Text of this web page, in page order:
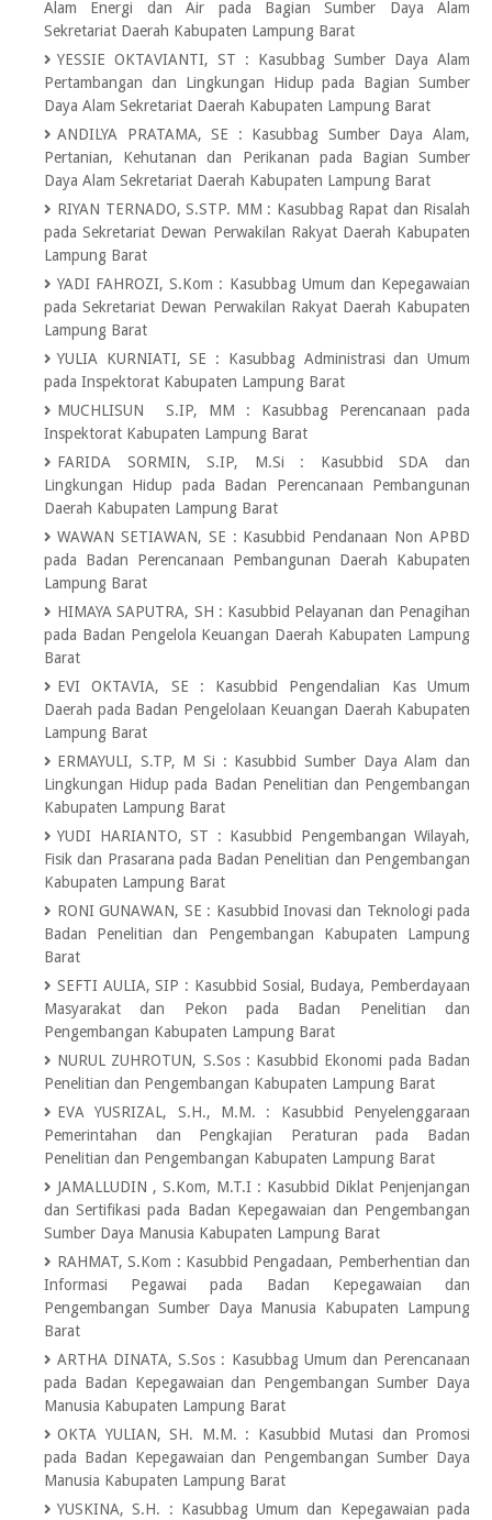
Alam Energi dan Air pada Bagian Sumber Daya Alam
Sekretariat Daerah Kabupaten Lampung Barat
YESSIE OKTAVIANTI, ST
:
Kasubbag Sumber Daya Alam
Pertambangan dan Lingkungan Hidup pada Bagian Sumber
Daya Alam Sekretariat Daerah Kabupaten Lampung Barat
ANDILYA PRATAMA, SE
:
Kasubbag Sumber Daya Alam,
Pertanian, Kehutanan dan Perikanan pada Bagian Sumber
Daya Alam Sekretariat Daerah Kabupaten Lampung Barat
RIYAN TERNADO, S.STP. MM : Kasubbag Rapat dan Risalah
pada Sekretariat Dewan Perwakilan Rakyat Daerah Kabupaten
Lampung Barat
YADI FAHROZI, S.Kom : Kasubbag Umum dan Kepegawaian
pada Sekretariat Dewan Perwakilan Rakyat Daerah Kabupaten
Lampung Barat
YULIA KURNIATI, SE
:
Kasubbag Administrasi dan Umum
pada Inspektorat Kabupaten Lampung Barat
MUCHLISUN S.IP, MM
:
Kasubbag Perencanaan pada
Inspektorat Kabupaten Lampung Barat
FARIDA SORMIN, S.IP, M.Si
:
Kasubbid SDA dan
Lingkungan Hidup pada Badan Perencanaan Pembangunan
Daerah Kabupaten Lampung Barat
WAWAN SETIAWAN, SE : Kasubbid Pendanaan Non APBD
pada Badan Perencanaan Pembangunan Daerah Kabupaten
Lampung Barat
HIMAYA SAPUTRA, SH : Kasubbid Pelayanan dan Penagihan
pada Badan Pengelola Keuangan Daerah Kabupaten Lampung
Barat
EVI OKTAVIA, SE
:
Kasubbid Pengendalian Kas Umum
Daerah pada Badan Pengelolaan Keuangan Daerah Kabupaten
Lampung Barat
ERMAYULI, S.TP, M Si : Kasubbid Sumber Daya Alam dan
Lingkungan Hidup pada Badan Penelitian dan Pengembangan
Kabupaten Lampung Barat
YUDI HARIANTO, ST
: Kasubbid Pengembangan Wilayah,
Fisik dan Prasarana pada Badan Penelitian dan Pengembangan
Kabupaten Lampung Barat
RONI GUNAWAN, SE : Kasubbid Inovasi dan Teknologi pada
Badan Penelitian dan Pengembangan Kabupaten Lampung
Barat
SEFTI AULIA, SIP : Kasubbid Sosial, Budaya, Pemberdayaan
Masyarakat dan Pekon pada Badan Penelitian dan
Pengembangan Kabupaten Lampung Barat
NURUL ZUHROTUN, S.Sos : Kasubbid Ekonomi pada Badan
Penelitian dan Pengembangan Kabupaten Lampung Barat
EVA YUSRIZAL, S.H., M.M.
:
Kasubbid Penyelenggaraan
Pemerintahan dan Pengkajian Peraturan pada Badan
Penelitian dan Pengembangan Kabupaten Lampung Barat
JAMALLUDIN , S.Kom, M.T.I : Kasubbid Diklat Penjenjangan
dan Sertifikasi pada Badan Kepegawaian dan Pengembangan
Sumber Daya Manusia Kabupaten Lampung Barat
RAHMAT, S.Kom : Kasubbid Pengadaan, Pemberhentian dan
Informasi Pegawai pada Badan Kepegawaian dan
Pengembangan Sumber Daya Manusia Kabupaten Lampung
Barat
ARTHA DINATA, S.Sos : Kasubbag Umum dan Perencanaan
pada Badan Kepegawaian dan Pengembangan Sumber Daya
Manusia Kabupaten Lampung Barat
OKTA YULIAN, SH. M.M. :
Kasubbid Mutasi dan Promosi
pada Badan Kepegawaian dan Pengembangan Sumber Daya
Manusia Kabupaten Lampung Barat
YUSKINA, S.H.
: Kasubbag Umum dan Kepegawaian pada